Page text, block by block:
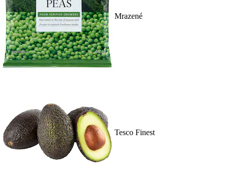
Mrazené
Tesco Finest